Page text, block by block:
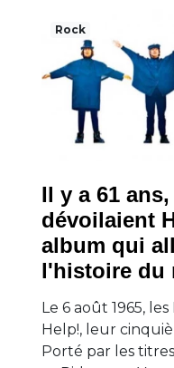
Rock
Il y a 61
dévoilaient
album qui
l'histoire du
Le 6 août 1965,
Help!, leur
Porté par les